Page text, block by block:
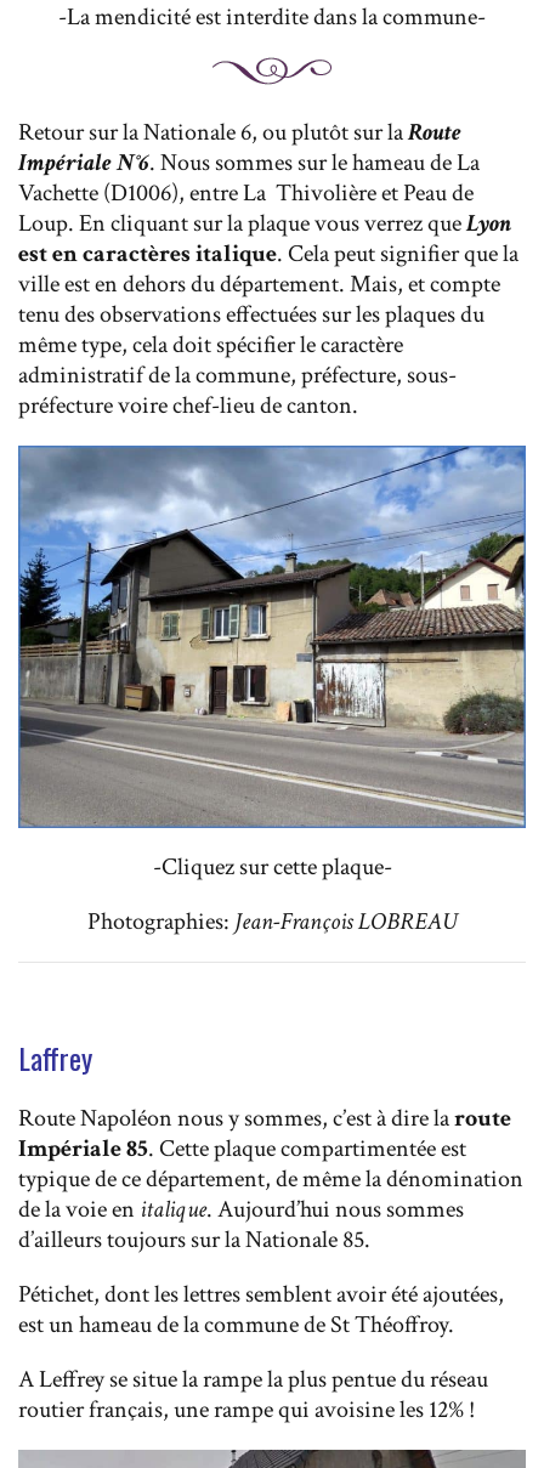
-La mendicité est interdite dans la commune-
Retour sur la Nationale 6, ou plutôt sur laRoute
Impériale N°6. Nous sommes sur le hameau de La
Vachette (D1006), entre La Thivolière et Peau de
Loup. En cliquant sur la plaque vous verrez queLyon
est en caractères italique. Cela peut signifier que la
ville est en dehors du département. Mais, et compte
tenu des observations effectuées sur les plaques du
même type, cela doit spécifier le caractère
administratif de la commune, préfecture, sous-
préfecture voire chef-lieu de canton.
-Cliquez sur cette plaque-
Photographies: Jean-François LOBREAU
Laffrey
Route Napoléon nous y sommes, c’est à dire laroute
Impériale 85. Cette plaque compartimentée est
typique de ce département, de même la dénomination
de la voie en italique. Aujourd’hui nous sommes
d’ailleurs toujours sur la Nationale 85.
Pétichet, dont les lettres semblent avoir été ajoutées,
est un hameau de la commune de St Théoffroy.
A Leffrey se situe la rampe la plus pentue du réseau
routier français, une rampe qui avoisine les 12% !